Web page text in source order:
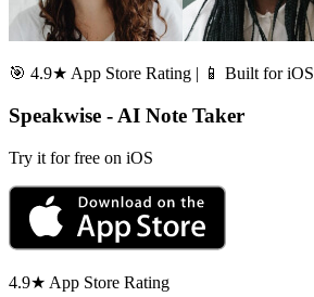
🎯 4.9★ App Store Rating | 📱 Built for iOS
Speakwise - AI Note Taker
Try it for free on iOS
4.9★ App Store Rating